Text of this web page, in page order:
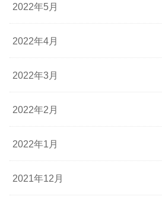
2022年5月
2022年4月
2022年3月
2022年2月
2022年1月
2021年12月